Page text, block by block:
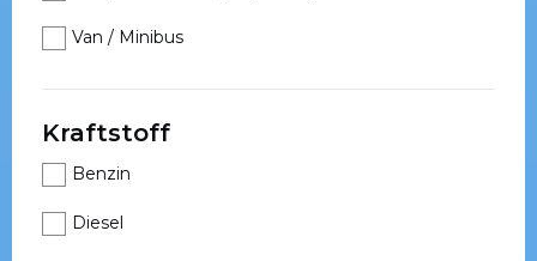
Van / Minibus
Kraftstoff
Benzin
Diesel